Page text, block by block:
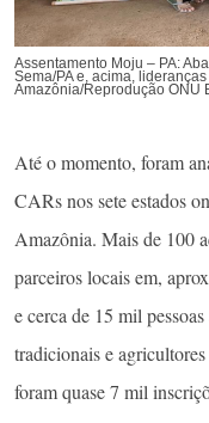
Assentamento Moju – PA:
Sema/PA e, acima,
Amazônia/Reprodução ONU
Até o momento, foram
CARs nos sete estados
Amazônia. Mais de 100
parceiros locais em,
e cerca de 15 mil
tradicionais e
foram quase 7 mil